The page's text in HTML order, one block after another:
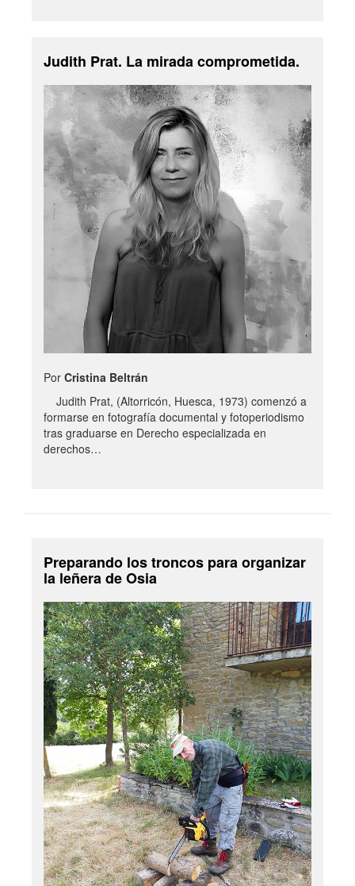
Judith Prat. La mirada comprometida.
Por Cristina Beltrán
Judith Prat, (Altorricón, Huesca, 1973) comenzó a
formarse en fotografía documental y fotoperiodismo
tras graduarse en Derecho especializada en
derechos…
Preparando los troncos para organizar
la leñera de Osia